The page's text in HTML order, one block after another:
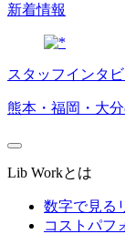
新着情報
スタッフインタ
熊本・福岡・大
Lib Workとは
数字で見る
コストパフ